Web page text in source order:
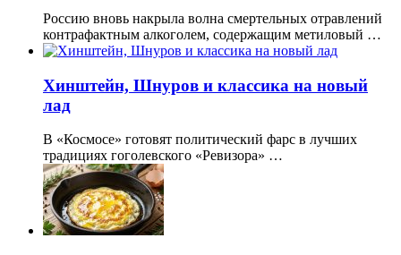
Россию вновь накрыла волна смертельных отравлений
контрафактным алкоголем, содержащим метиловый …
Хинштейн, Шнуров и классика на новый
лад
В «Космосе» готовят политический фарс в лучших
традициях гоголевского «Ревизора» …